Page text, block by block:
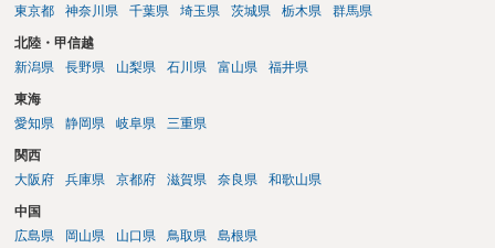
のかは，わかります。触る瞬間ではなくて，触るまでの状況の方が重
要です。酔っていてふらついていたのであれば，そのときだけふらつ
くなるわけではありません。ですから，本件では，意図的だと疑われ
ることはないと思います。その雰囲気は，当たってしまった女性にも
伝わっていたのでしょう。ですから大丈夫です。なお，故意は，主観
人の話（故意を否認する話）が実際の状況と矛盾しないかだけの話で
す。 ②について 犯人性が特定できませんから，逮捕や呼出の可能性は
ないと思います。 ③について ②がないので，③はそもそもないことが
前提なので，期間も考えなくて大丈夫です。 というわけで，本件は大
東京都
神奈川県 千葉県 埼玉県 茨城県 栃木県 群馬県
北陸・甲信越
新潟県
長野県 山梨県 石川県 富山県 福井県
東海
愛知県
静岡県 岐阜県 三重県
関西
大阪府
兵庫県 京都府 滋賀県 奈良県 和歌山県
中国
広島県
岡山県 山口県 鳥取県 島根県